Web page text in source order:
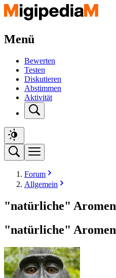
Menü
Bewerten
Testen
Diskutieren
Abstimmen
Aktivität
Forum
Allgemein
"natürliche" Aromen
"natürliche" Aromen